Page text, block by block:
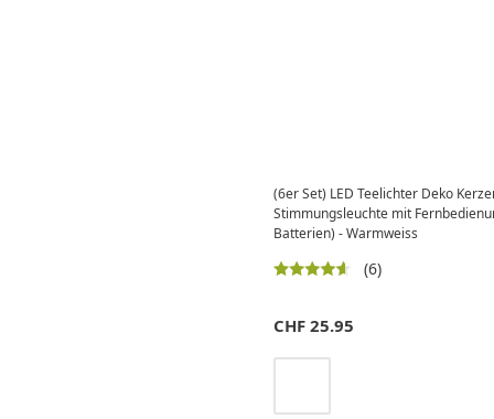
(6er Set) LED Teelichter Deko
Stimmungsleuchte mit
Batterien) - Warmweiss
(6)
CHF 25.95